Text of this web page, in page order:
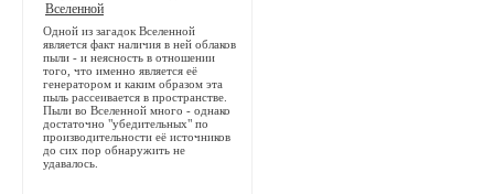
Вселенной
Одной из загадок Вселенной
является факт наличия в ней облаков
пыли - и неясность в отношении
того, что именно является её
генератором и каким образом эта
пыль рассеивается в пространстве.
Пыли во Вселенной много - однако
достаточно "убедительных" по
производительности её источников
до сих пор обнаружить не
удавалось.